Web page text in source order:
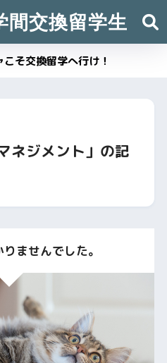
間交換留学生
そ交換留学へ行け！
ネジメント」の記
ませんでした。